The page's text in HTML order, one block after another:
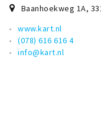
Baanhoekweg 1A,
www.kart.nl
(078) 616 616 4
info@kart.nl